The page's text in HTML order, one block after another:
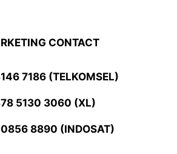
CONTACT
7186 (TELKOMSEL)
5130 3060 (XL)
8890 (INDOSAT)